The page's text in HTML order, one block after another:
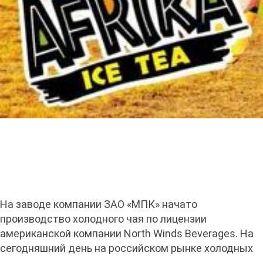
На заводе компании ЗАО «МПК» начато
производство холодного чая по лицензии
американской компании North Winds Beverages. На
сегодняшний день на российском рынке холодных